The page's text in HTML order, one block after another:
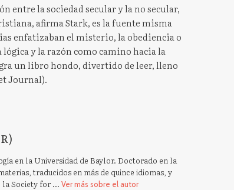
entre la sociedad secular y la no secular,
afirma Stark, es la fuente misma
enfatizaban el misterio, la obediencia o
y la razón como camino hacia la
un libro hondo, divertido de leer, lleno
Journal).
en la Universidad de Baylor. Doctorado en la
traducidos en más de quince idiomas, y
la Society for ... Ver más sobre el autor